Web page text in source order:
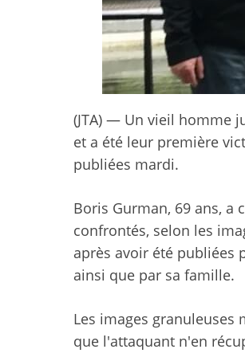
(JTA) — Un vieil homme
et a été leur première
publiées mardi.
Boris Gurman, 69 ans,
confrontés, selon les
après avoir été publiées
ainsi que par sa famille.
Les images
que l'attaquant n'en